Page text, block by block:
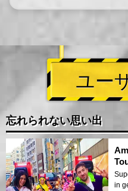
ユー
忘れられない思い出
in